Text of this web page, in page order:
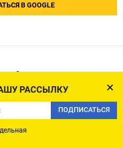
РАССЫЛКУ
ПОДПИСАТЬСЯ
В GOOGLE
более чем на
растут